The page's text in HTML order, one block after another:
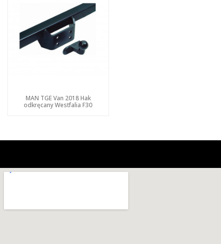
MAN TGE Van 2018 Hak
odkręcany Westfalia F30